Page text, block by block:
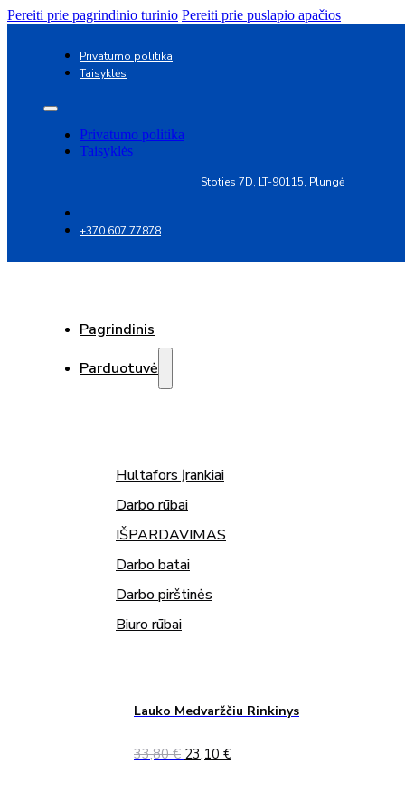
Pereiti prie pagrindinio turinio Pereiti prie puslapio apačios
Privatumo politika
Taisyklės
Privatumo politika
Taisyklės
Stoties 7D, LT-90115, Plungė
+370 607 77878
Pagrindinis
Parduotuvė
Hultafors Įrankiai
Darbo rūbai
IŠPARDAVIMAS
Darbo batai
Darbo pirštinės
Biuro rūbai
Lauko Medvaržčiu Rinkinys
33,80€ Original
23,10 €Current